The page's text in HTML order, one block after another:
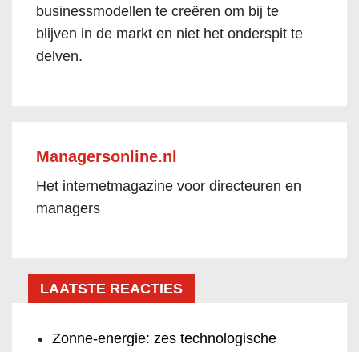
businessmodellen te creëren om bij te
blijven in de markt en niet het onderspit te
delven.
Managersonline.nl
Het internetmagazine voor directeuren en
managers
LAATSTE REACTIES
Zonne-energie: zes technologische